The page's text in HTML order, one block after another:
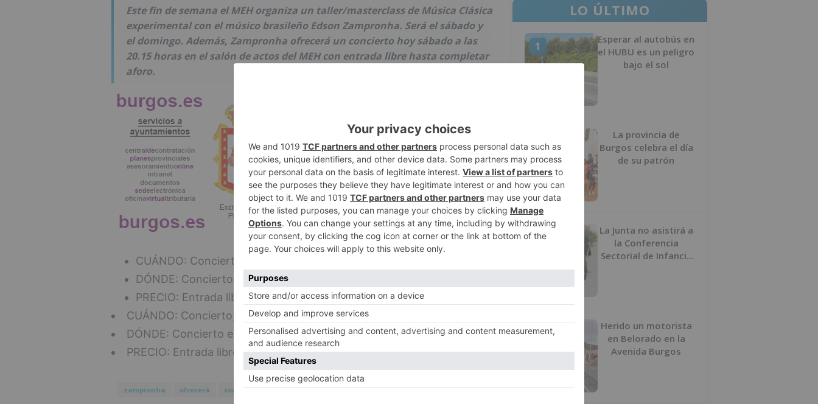
Este fin de semana el MEH organiza un taller/masterclass de Música Clásica
experimental con el músico brasileño Edson Zampronha. Será el sábado y
el domingo. Además, Zampronha ofrecerá un concierto hoy sábado a las
20.15 horas en el salón de actos del MEH con entrada libre hasta completar
aforo.
CUÁNDO: Concierto,10 de diciembre,20:15 h.
DÓNDE: Concierto en el salón de actos del MEH.
PRECIO: Entrada libre.
CUÁNDO: Concierto,10 de diciembre,20:15 h.
DÓNDE: Concierto en el salón de actos del MEH.
PRECIO: Entrada libre.
zampronha ofrecerá concierto meh
LO ÚLTIMO
1
Esperar al autobús en
el HUBU es un peligro
bajo el sol
2
La provincia de
Burgos celebra el día
de su patrón
3
La Junta no asistirá a
la Conferencia
Sectorial de Infancia
4
Herido un motorista
en Belorado en la
Avenida Burgos